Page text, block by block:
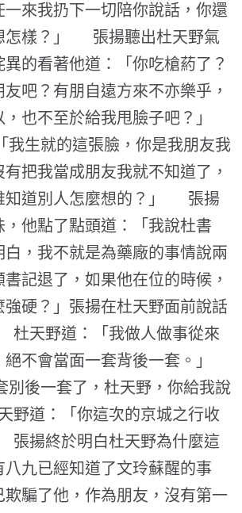
一來我扔下一切陪你說話，你還
怎樣？」 張揚聽出杜天野氣
異的看著他道：「你吃槍葯了？
吧？有朋自遠方來不亦樂乎，
也不至於給我甩臉子吧？」
生就的這張臉，你是我朋友我
把我當成朋友我就不知道了，
知道別人怎麼想的？」 張揚
，他點了點頭道：「我說杜書
，我不就是為藥廠的事情說兩
記退了，如果他在位的時候，
強硬？」張揚在杜天野面前說話
天野道：「我做人做事從來
不會當面一套背後一套。」
後一套了，杜天野，你給我說
道：「你這次的京城之行收
揚終於明白杜天野為什麼這
九已經知道了文玲蘇醒的事
欺騙了他，作為朋友，沒有第一